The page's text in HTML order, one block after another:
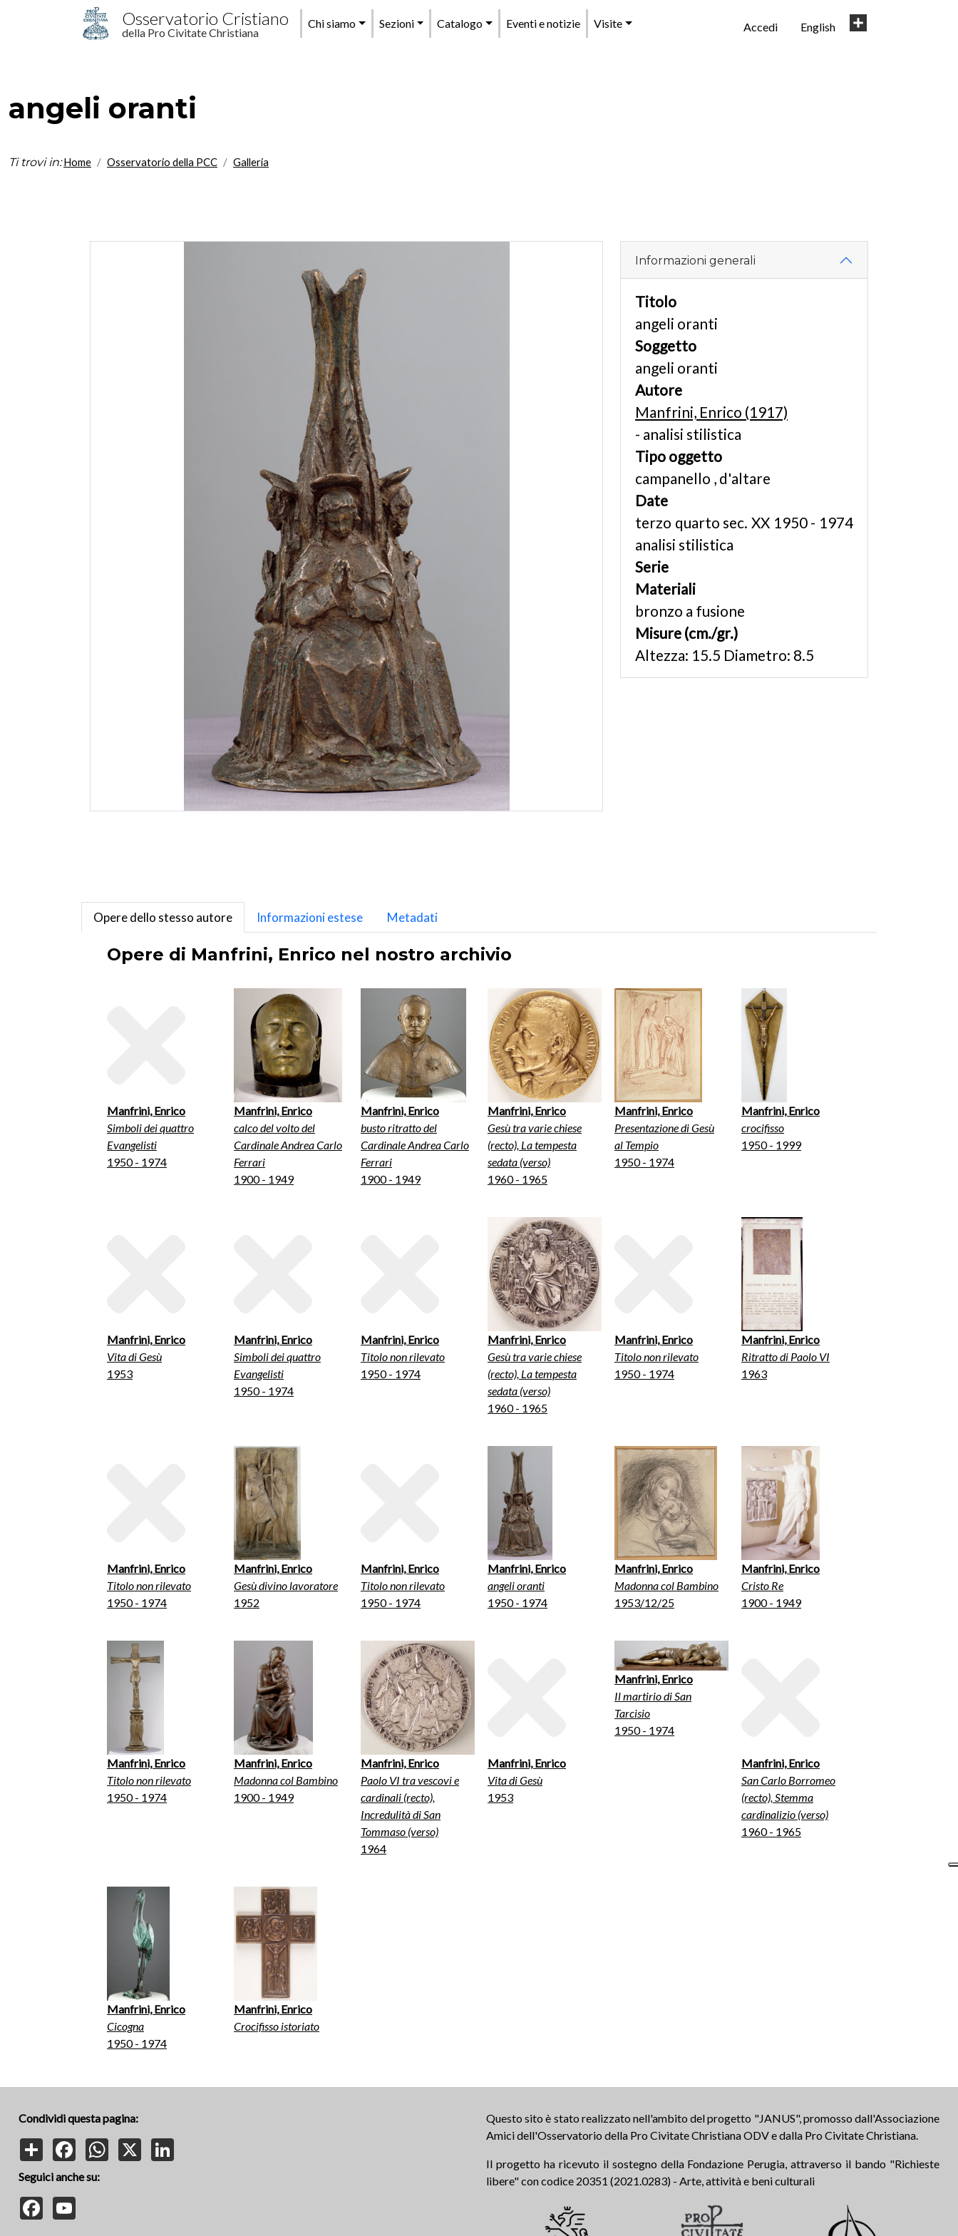
Salta al contenuto principale
Osservatorio Cristiano
della Pro Civitate Christiana
Menu
principale
Chi siamo Sezioni Catalogo Eventi e notizie Visite
User
Accedi English
angeli oranti
Ti trovi in: Home Osservatorio della PCC Galleria
Informazioni generali
Titolo
angeli oranti
Soggetto
angeli oranti
Autore
Manfrini, Enrico (1917)
- analisi stilistica
Tipo oggetto
campanello , d'altare
Date
terzo quarto sec. XX 1950 - 1974
analisi stilistica
Serie
Materiali
bronzo a fusione
Misure (cm./gr.)
Altezza: 15.5 Diametro: 8.5
Opere dello stesso autore Informazioni estese Metadati
Opere di Manfrini, Enrico nel nostro archivio
Manfrini, Enrico
Simboli dei quattro
Evangelisti
1950 - 1974
Manfrini, Enrico
calco del volto del
Cardinale Andrea Carlo
Ferrari
1900 - 1949
Manfrini, Enrico
busto ritratto del
Cardinale Andrea Carlo
Ferrari
1900 - 1949
Manfrini, Enrico
Gesù tra varie chiese
(recto), La tempesta
sedata (verso)
1960 - 1965
Manfrini, Enrico
Presentazione di Gesù
al Tempio
1950 - 1974
Manfrini, Enrico
crocifisso
1950 - 1999
Manfrini, Enrico
Vita di Gesù
1953
Manfrini, Enrico
Simboli dei quattro
Evangelisti
1950 - 1974
Manfrini, Enrico
Titolo non rilevato
1950 - 1974
Manfrini, Enrico
Gesù tra varie chiese
(recto), La tempesta
sedata (verso)
1960 - 1965
Manfrini, Enrico
Titolo non rilevato
1950 - 1974
Manfrini, Enrico
Ritratto di Paolo VI
1963
Manfrini, Enrico
Titolo non rilevato
1950 - 1974
Manfrini, Enrico
Gesù divino lavoratore
1952
Manfrini, Enrico
Titolo non rilevato
1950 - 1974
Manfrini, Enrico
angeli oranti
1950 - 1974
Manfrini, Enrico
Madonna col Bambino
1953/12/25
Manfrini, Enrico
Cristo Re
1900 - 1949
Manfrini, Enrico
Titolo non rilevato
1950 - 1974
Manfrini, Enrico
Madonna col Bambino
1900 - 1949
Manfrini, Enrico
Paolo VI tra vescovi e
cardinali (recto),
Incredulità di San
Tommaso (verso)
1964
Manfrini, Enrico
Vita di Gesù
1953
Manfrini, Enrico
Il martirio di San
Tarcisio
1950 - 1974
Manfrini, Enrico
San Carlo Borromeo
(recto), Stemma
cardinalizio (verso)
1960 - 1965
Manfrini, Enrico
Cicogna
1950 - 1974
Manfrini, Enrico
Crocifisso istoriato
Condividi questa pagina:
Share
FacebookWhatsApp
Seguici anche su:
Facebook
Questo sito è stato realizzato nell'ambito del progetto "JANUS", promosso dall'Associazione
Amici dell'Osservatorio della Pro Civitate Christiana ODV e dalla Pro Civitate Christiana.
Il progetto ha ricevuto il sostegno della Fondazione Perugia, attraverso il bando "Richieste
libere" con codice 20351 (2021.0283) - Arte, attività e beni culturali